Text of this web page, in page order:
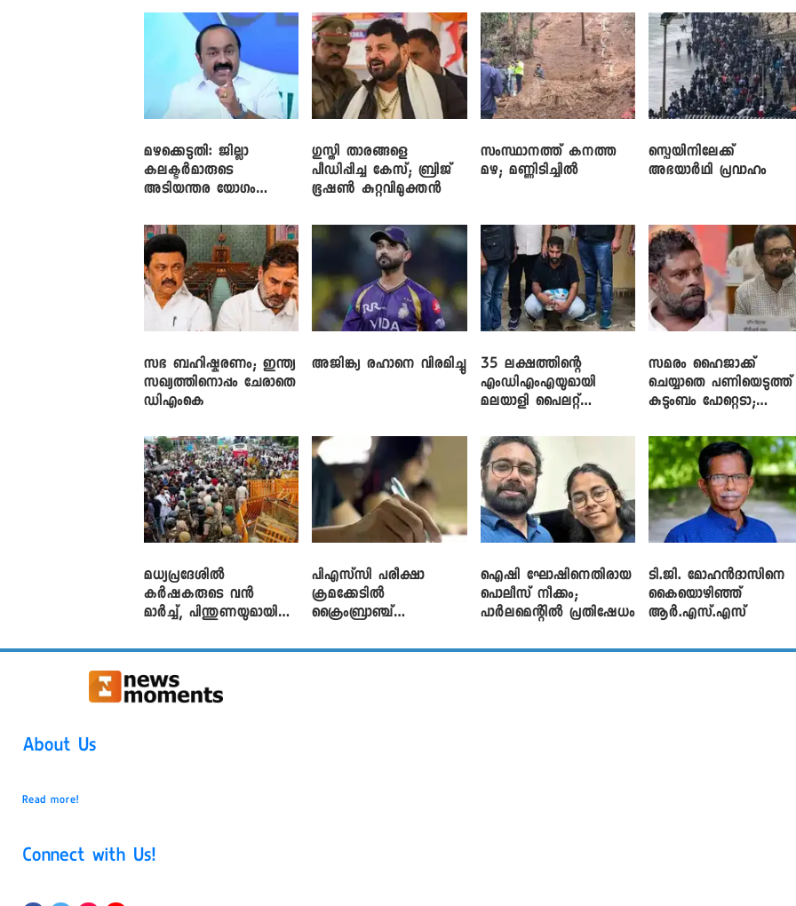
ഗോവിന്ദൻ
അലർട്ട്
ജോൺ
മഴക്കെടുതി: ജില്ലാ
കലക്ടർമാരുടെ
അടിയന്തര യോഗം
​ഗുസ്തി താരങ്ങളെ
പീഡിപ്പിച്ച കേസ്; ബ്രിജ്
ഭൂഷൺ കുറ്റവിമുക്തൻ
സംസ്ഥാനത്ത് കനത്ത
മഴ; മണ്ണിടിച്ചിൽ
സ്പെയിനിലേക്ക്
അഭയാർഥി പ്രവാഹം
സഭ ബഹിഷ്കരണം; ഇന്ത്യ
സഖ്യത്തിനൊപ്പം ചേരാതെ
ഡിഎംകെ
അജിങ്ക്യ രഹാനെ വിരമിച്ചു
35 ലക്ഷത്തിന്റെ
എംഡിഎംഎയുമായി
മലയാളി പൈലറ്റ്
സമരം ഹൈജാക്ക്
ചെയ്യാതെ പണിയെടുത്ത്
കുടുംബം പോറ്റെടാ;
വിനായകൻ
മധ്യപ്രദേശിൽ
കർഷകരുടെ വൻ
മാർച്ച്, പിന്തുണയുമായി
പിഎസ്‌സി പരീക്ഷാ
ക്രമക്കേ‌ടിൽ
ക്രൈംബ്രാഞ്ച്
ഐഷി ഘോഷിനെതിരായ
പൊലീസ് നീക്കം;
പാര്‍ലമെന്റിൽ പ്രതിഷേധം
ടി.ജി. മോഹൻദാസിനെ
കൈയൊഴിഞ്ഞ്
ആർ.എസ്.എസ്
About Us
Read more!
Connect with Us!